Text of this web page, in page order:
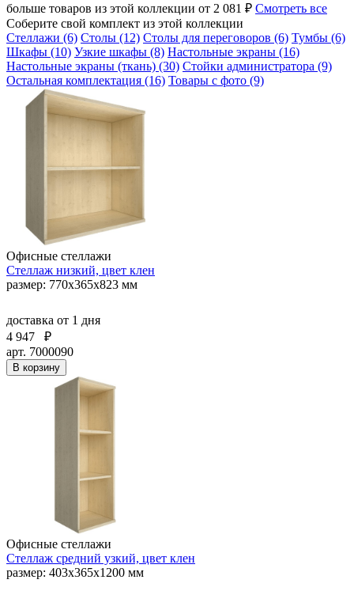
больше товаров из этой коллекции от 2 081 ₽ Смотреть все
Соберите свой комплект из этой коллекции
Стеллажи (6) Столы (12) Столы для переговоров (6) Тумбы (6)
Шкафы (10) Узкие шкафы (8) Настольные экраны (16)
Настольные экраны (ткань) (30) Стойки администратора (9)
Остальная комплектация (16) Товары с фото (9)
Офисные стеллажи
Стеллаж низкий, цвет клен
размер: 770х365х823 мм
доставка от 1 дня
4 947
₽
арт. 7000090
В корзину
Офисные стеллажи
Стеллаж средний узкий, цвет клен
размер: 403х365х1200 мм